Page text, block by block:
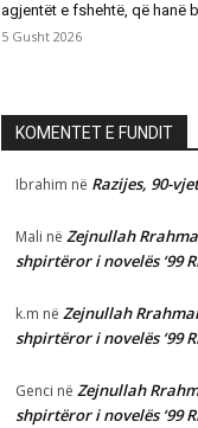
agjentët e fshehtë, që hanë
5 Gusht 2026
KOMENTET E FUNDIT
Ibrahim në Razijes, 90-
Mali në Zejnullah
shpirtëror i novelës ‘99
k.m në Zejnullah
shpirtëror i novelës ‘99
Genci në Zejnullah
shpirtëror i novelës ‘99